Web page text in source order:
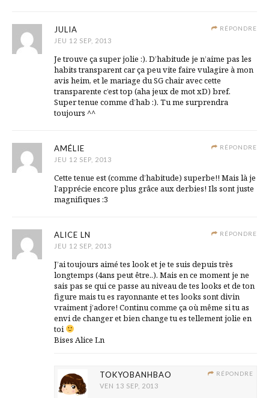
RÉPONDRE
JULIA
JEU 12 SEP, 2013
Je trouve ça super jolie :). D’habitude je n’aime pas les
habits transparent car ça peu vite faire vulagire à mon
avis heim, et le mariage du SG chair avec cette
transparente c’est top (aha jeux de mot xD) bref.
Super tenue comme d’hab :). Tu me surprendra
toujours ^^
RÉPONDRE
AMÉLIE
JEU 12 SEP, 2013
Cette tenue est (comme d’habitude) superbe!! Mais là je
l’apprécie encore plus grâce aux derbies! Ils sont juste
magnifiques :3
RÉPONDRE
ALICE LN
JEU 12 SEP, 2013
J’ai toujours aimé tes look et je te suis depuis très
longtemps (4ans peut être..). Mais en ce moment je ne
sais pas se qui ce passe au niveau de tes looks et de ton
figure mais tu es rayonnante et tes looks sont divin
vraiment j’adore! Continu comme ça où même si tu as
envi de changer et bien change tu es tellement jolie en
toi
Bises Alice Ln
RÉPONDRE
TOKYOBANHBAO
VEN 13 SEP, 2013